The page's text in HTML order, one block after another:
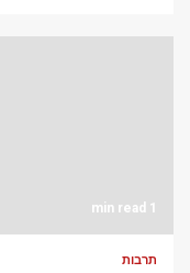
1 min read
תרבות